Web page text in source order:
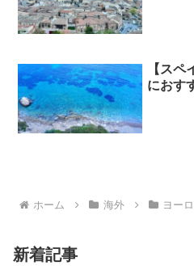
【ス
におす
ホーム 海外 ヨー
新着記事